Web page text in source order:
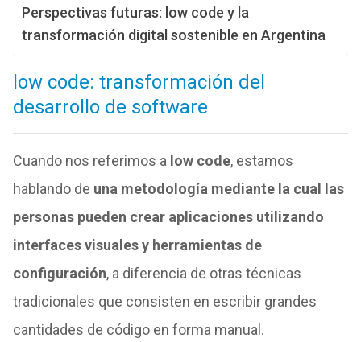
Perspectivas futuras: low code y la
transformación digital sostenible en Argentina
low code: transformación del
desarrollo de software
Cuando nos referimos a low code, estamos
hablando de una metodología mediante la cual las
personas pueden crear aplicaciones utilizando
interfaces visuales y herramientas de
configuración, a diferencia de otras técnicas
tradicionales que consisten en escribir grandes
cantidades de código en forma manual.